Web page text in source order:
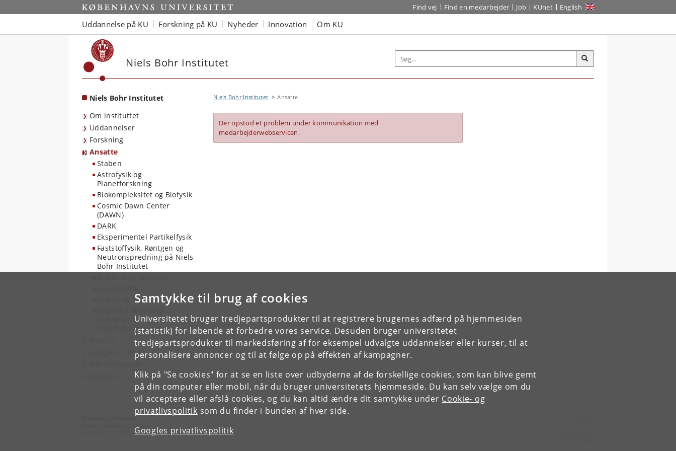
Samtykke til brug af cookies
Universitetet bruger tredjepartsprodukter til at registrere brugernes adfærd på hjemmesiden
(statistik) for løbende at forbedre vores service. Desuden bruger universitetet
tredjepartsprodukter til markedsføring af for eksempel udvalgte uddannelser eller kurser, til at
personalisere annoncer og til at følge op på effekten af kampagner.
Klik på "Se cookies" for at se en liste over udbyderne af de forskellige cookies, som kan blive gemt
på din computer eller mobil, når du bruger universitetets hjemmeside. Du kan selv vælge om du
vil acceptere eller afslå cookies, og du kan altid ændre dit samtykke under Cookie- og
privatlivspolitik som du finder i bunden af hver side.
Googles privatlivspolitik
Start Find vej Find en medarbejder Job KUnet English
Uddannelse på KU Forskning på KU Nyheder Innovation Om KU
Niels Bohr Institutet
Niels Bohr Institutet
Om instituttet
Uddannelser
Forskning
Ansatte
Staben
Astrofysik og
Planetforskning
Biokompleksitet og Biofysik
Cosmic Dawn Center
(DAWN)
DARK
Eksperimentel Partikelfysik
Faststoffysik, Røntgen og
Neutronspredning på Niels
Bohr Institutet
Teknik og IT
Astropartikel og
Gravitationel fysik
Ledige stillinger
Niels Bohr Institutet Ansatte
Der opstod et problem under kommunikation med
medarbejderwebservicen.
Niels Bohr Institutet
Jagtvej 155 A, 2200 København N.